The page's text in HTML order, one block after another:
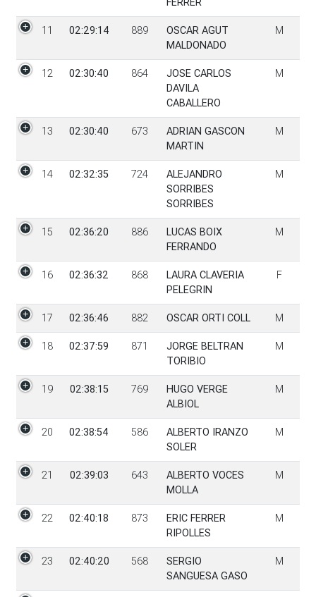
11 02:29:14 889
OSCAR AGUT
MALDONADO
M
12 02:30:40 864
JOSE CARLOS
DAVILA
CABALLERO
M
13 02:30:40 673
ADRIAN GASCON
MARTIN
M
14 02:32:35 724
ALEJANDRO
SORRIBES
SORRIBES
M
15 02:36:20 886
LUCAS BOIX
FERRANDO
M
16 02:36:32 868
LAURA CLAVERIA
PELEGRIN
F
17 02:36:46 882 OSCAR ORTI COLL M
18 02:37:59 871
JORGE BELTRAN
TORIBIO
M
19 02:38:15 769
HUGO VERGE
ALBIOL
M
20 02:38:54 586
ALBERTO IRANZO
SOLER
M
21 02:39:03 643
ALBERTO VOCES
MOLLA
M
22 02:40:18 873
ERIC FERRER
RIPOLLES
M
23 02:40:20 568
SERGIO
SANGUESA GASO
M